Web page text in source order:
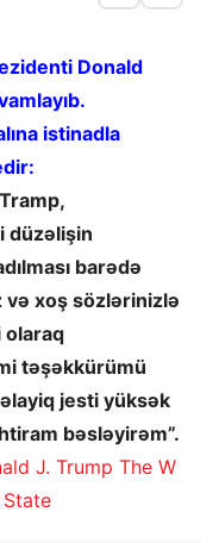
Donald
istinadla
düzəlişin
barədə
xoş sözlərinizlə
olaraq
təşəkkürümü
jesti yüksək
bəsləyirəm”.
J. Trump The W